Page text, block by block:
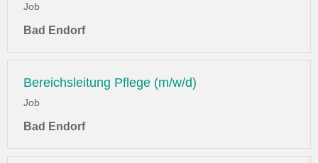
Job
Bad Endorf
Bereichsleitung Pflege (m/w/d)
Job
Bad Endorf